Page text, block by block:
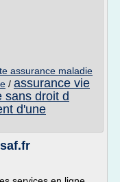
assurance maladie
/ assurance vie
sans droit d
d'une